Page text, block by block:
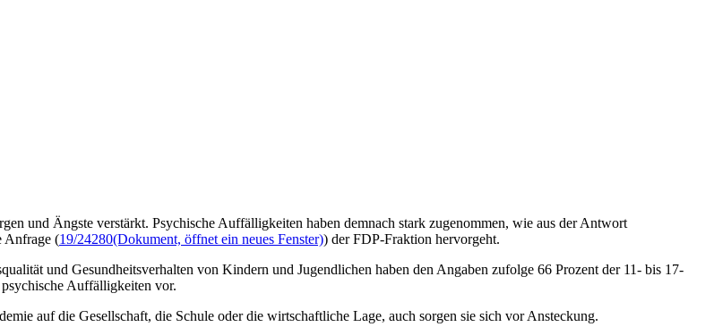
und Ängste verstärkt. Psychische Auffälligkeiten haben demnach stark zugenommen, wie aus der Antwort
Anfrage (19/24280(Dokument, öffnet ein neues Fenster)) der FDP-Fraktion hervorgeht.
und Gesundheitsverhalten von Kindern und Jugendlichen haben den Angaben zufolge 66 Prozent der 11- bis 17-
Auffälligkeiten vor.
auf die Gesellschaft, die Schule oder die wirtschaftliche Lage, auch sorgen sie sich vor Ansteckung.